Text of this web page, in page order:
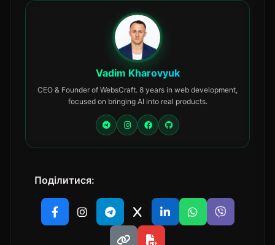
Vadim Kharovyuk
CEO & Founder of WebsCraft. 8 years in web development,
focused on bringing AI into real products.
Поділитися: